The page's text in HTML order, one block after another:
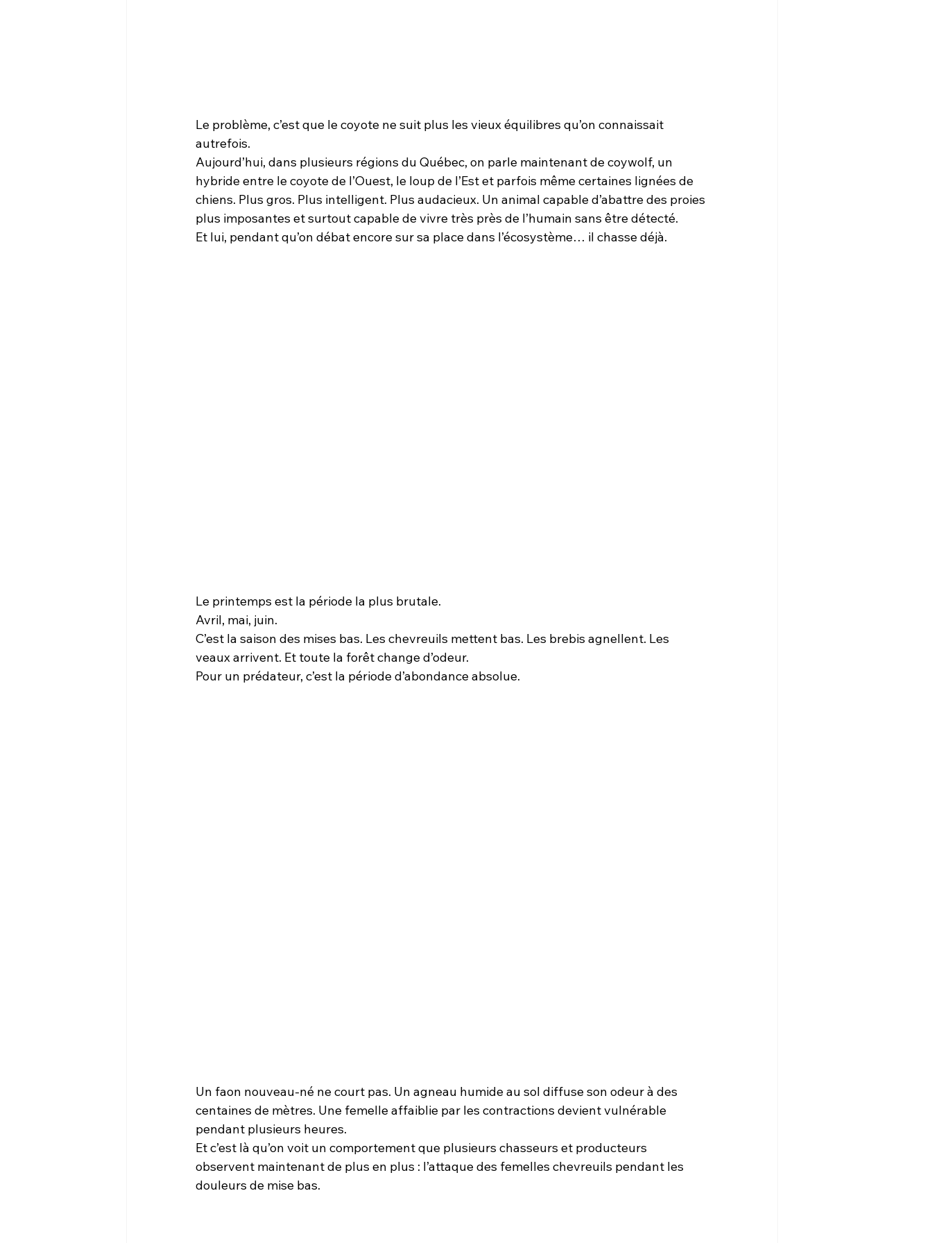
Le problème, c’est que le coyote ne suit plus les vieux équilibres qu’on connaissait
autrefois.
Aujourd’hui, dans plusieurs régions du Québec, on parle maintenant de coywolf, un
hybride entre le coyote de l’Ouest, le loup de l’Est et parfois même certaines lignées de
chiens. Plus gros. Plus intelligent. Plus audacieux. Un animal capable d’abattre des proies
plus imposantes et surtout capable de vivre très près de l’humain sans être détecté.
Et lui, pendant qu’on débat encore sur sa place dans l’écosystème… il chasse déjà.
Le printemps est la période la plus brutale.
Avril, mai, juin.
C’est la saison des mises bas. Les chevreuils mettent bas. Les brebis agnellent. Les
veaux arrivent. Et toute la forêt change d’odeur.
Pour un prédateur, c’est la période d’abondance absolue.
Un faon nouveau-né ne court pas. Un agneau humide au sol diffuse son odeur à des
centaines de mètres. Une femelle affaiblie par les contractions devient vulnérable
pendant plusieurs heures.
Et c’est là qu’on voit un comportement que plusieurs chasseurs et producteurs
observent maintenant de plus en plus : l’attaque des femelles chevreuils pendant les
douleurs de mise bas.